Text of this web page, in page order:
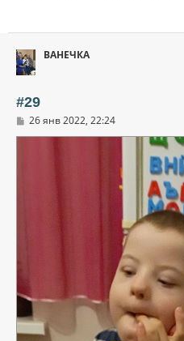
ВАНЕЧКА
#29
С
26 янв 2022, 22:24